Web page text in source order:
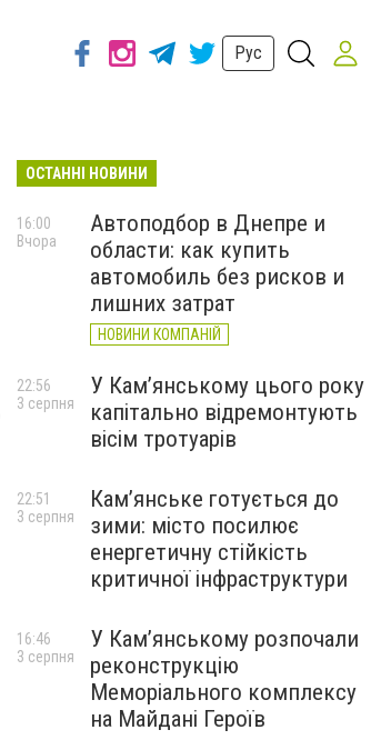
Рус
ОСТАННІ НОВИНИ
Автоподбор в Днепре и
области: как купить
автомобиль без рисков и
лишних затрат
НОВИНИ КОМПАНІЙ
16:00
Вчора
У Кам’янському цього року
капітально відремонтують
вісім тротуарів
22:56
3 серпня
Кам’янське готується до
зими: місто посилює
енергетичну стійкість
критичної інфраструктури
22:51
3 серпня
У Кам’янському розпочали
реконструкцію
Меморіального комплексу
на Майдані Героїв
16:46
3 серпня